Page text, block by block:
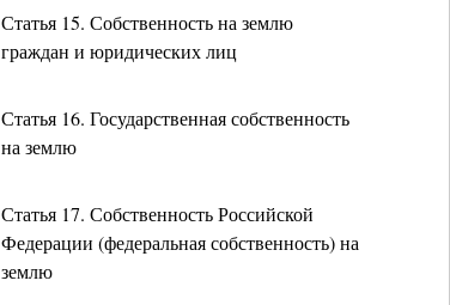
Статья 15. Собственность на землю
граждан и юридических лиц
Статья 16. Государственная собственность
на землю
Статья 17. Собственность Российской
Федерации (федеральная собственность) на
землю